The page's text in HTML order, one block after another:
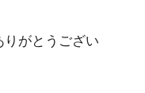
がとうござい